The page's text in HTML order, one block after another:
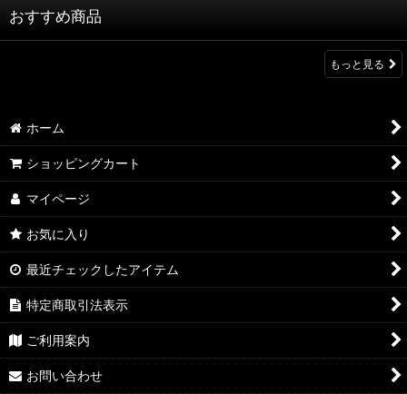
おすすめ商品
もっと見る
ホーム
ショッピングカート
マイページ
お気に入り
最近チェックしたアイテム
特定商取引法表示
ご利用案内
お問い合わせ